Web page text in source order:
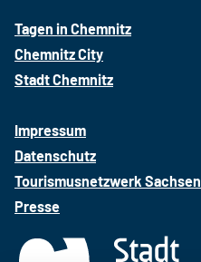
e
b
o
k
t
a
g
m
k
Tagen in Chemnitz
Chemnitz City
Stadt Chemnitz
Impressum
Datenschutz
Tourismusnetzwerk Sachsen
Presse